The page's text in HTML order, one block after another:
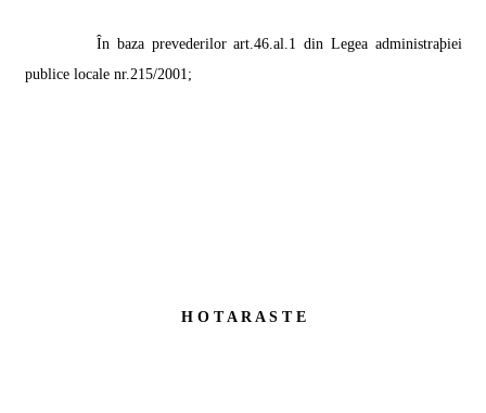
În baza prevederilor art.46.al.1 din Legea administraþiei
publice locale nr.215/2001;
H O T A R A S T E